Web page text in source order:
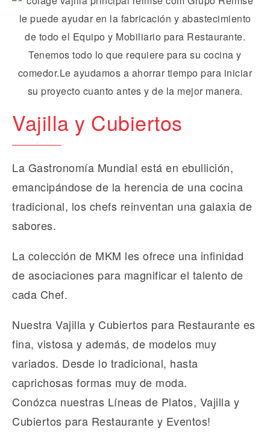
Vajilla y Cubiertos
La Gastronomía Mundial está en ebullición,
emancipándose de la herencia de una cocina
tradicional, los chefs reinventan una galaxia de
sabores.
La colección de MKM les ofrece una infinidad
de asociaciones para magnificar el talento de
cada Chef.
Nuestra Vajilla y Cubiertos para Restaurante es
fina, vistosa y además, de modelos muy
variados. Desde lo tradicional, hasta
caprichosas formas muy de moda.
Conózca nuestras Líneas de Platos, Vajilla y
Cubiertos para Restaurante y Eventos!